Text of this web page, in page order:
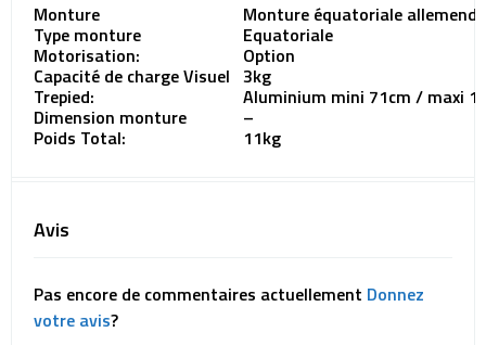
Monture
Monture équatoriale
Type monture Equatoriale
Motorisation: Option
Capacité de charge Visuel 3kg
Trepied: Aluminium mini 71cm / maxi
Dimension monture –
Poids Total: 11kg
Avis
Pas encore de commentaires actuellement Donnez
votre avis?